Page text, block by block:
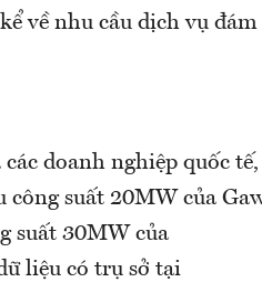
về nhu cầu dịch vụ đám
doanh nghiệp quốc tế,
suất 20MW của
suất 30MW của
liệu có trụ sở tại